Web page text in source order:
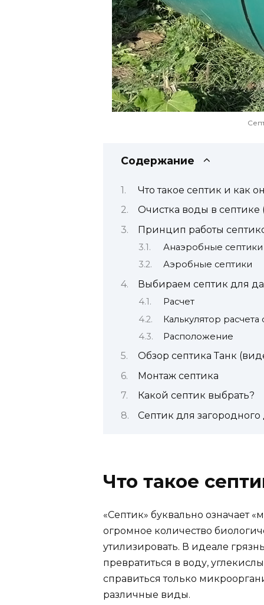
Содержание
Что такое септик и как
Очистка воды в септике
Принцип работы
Анаэробные септики
Аэробные септики
Выбираем септик для
Расчет
Калькулятор
Расположение
Обзор септика Танк
Монтаж септика
Какой септик выбрать?
Септик для
Что такое
«Септик» буквально означает
огромное количество
утилизировать. В идеале
превратиться в воду,
справиться только
различные виды.